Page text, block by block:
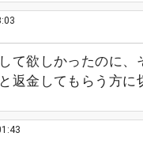
て欲しかったのに、
返金してもらう方に